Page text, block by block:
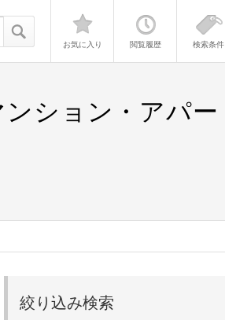
お気に入り 閲覧履歴 検索条件
ション・アパー
絞り込み検索